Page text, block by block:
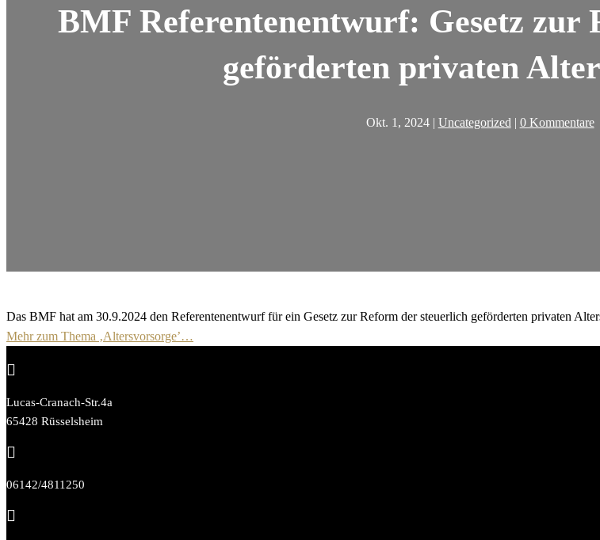
BMF Referentenentwurf: Gesetz zur
geförderten privaten
Okt. 1, 2024| Uncategorized| 0 Kommentare
Das BMF hat am 30.9.2024 den Referentenentwurf für ein Gesetz zur Reform der steuerlich geförderten privaten
Mehr zum Thema ‚Altersvorsorge’…

Lucas-Cranach-Str.4a
65428 Rüsselsheim

06142/4811250
